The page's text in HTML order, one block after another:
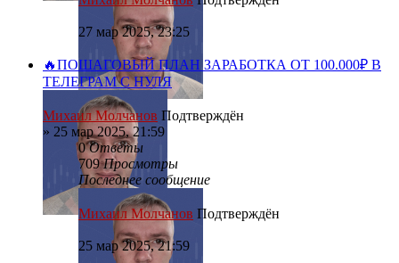
27 мар 2025, 23:25
🔥ПОШАГОВЫЙ ПЛАН ЗАРАБОТКА ОТ 100.000₽ В
ТЕЛЕГРАМ С НУЛЯ
Михаил Молчанов Подтверждён
» 25 мар 2025, 21:59
0Ответы
709Просмотры
Последнее сообщение
Михаил Молчанов Подтверждён
25 мар 2025, 21:59